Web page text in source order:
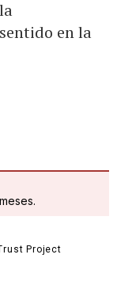
en la